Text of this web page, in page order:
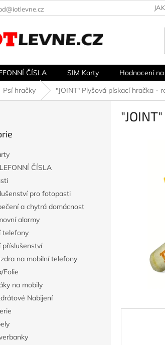
ČÍSLA SIM Karty Hodnocení na
Psí hračky "JOINT" Plyšová pískací hračka -
ČÍSLA
pro fotopasti
a chytrá domácnost
alarmy
telefony
příslušenství
na mobilní telefony
Folie
na mobily
Nabijení